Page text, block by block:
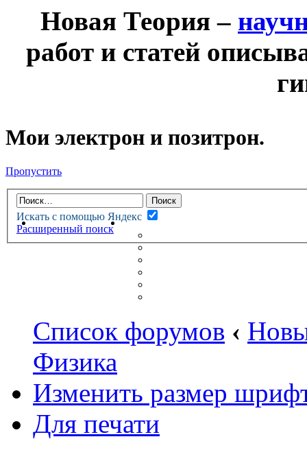
Новая Теория –
работ и статей
Мои электрон и позитрон.
Пропустить
Искать с помощью Яндекс
Расширенный поиск
НОВАЯ ТЕОРИЯФОРУМ
НЕПРОЧИТАННЫЕ
Список форумов ‹
Физика
Изменить размер
Для печати